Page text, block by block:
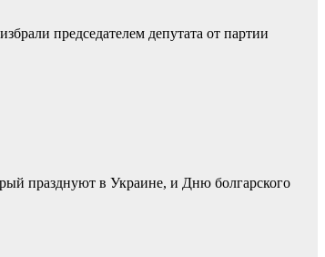
председателем депутата от партии
празднуют в Украине, и Дню болгарского